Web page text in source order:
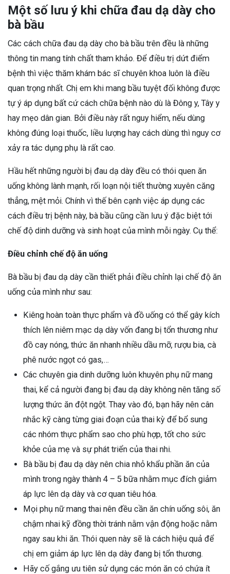
Một số lưu ý khi chữa đau dạ dày cho
bà bầu
Các cách chữa đau dạ dày cho bà bầu trên đều là những
thông tin mang tính chất tham khảo. Để điều trị dứt điểm
bệnh thì việc thăm khám bác sĩ chuyên khoa luôn là điều
quan trọng nhất. Chị em khi mang bầu tuyệt đối không được
tự ý áp dụng bất cứ cách chữa bệnh nào dù là Đông y, Tây y
hay mẹo dân gian. Bởi điều này rất nguy hiểm, nếu dùng
không đúng loại thuốc, liều lượng hay cách dùng thì nguy cơ
xảy ra tác dụng phụ là rất cao.
Hầu hết những người bị đau dạ dày đều có thói quen ăn
uống không lành mạnh, rối loạn nội tiết thường xuyên căng
thẳng, mệt mỏi. Chính vì thế bên cạnh việc áp dụng các
cách điều trị bệnh này, bà bầu cũng cần lưu ý đặc biệt tới
chế độ dinh dưỡng và sinh hoạt của mình mỗi ngày. Cụ thể:
Điều chỉnh chế độ ăn uống
Bà bầu bị đau dạ dày cần thiết phải điều chỉnh lại chế độ ăn
uống của mình như sau:
Kiêng hoàn toàn thực phẩm và đồ uống có thể gây kích
thích lên niêm mạc dạ dày vốn đang bị tổn thương như
đồ cay nóng, thức ăn nhanh nhiều dầu mỡ, rượu bia, cà
phê nước ngọt có gas,…
Các chuyên gia dinh dưỡng luôn khuyên phụ nữ mang
thai, kể cả người đang bị đau dạ dày không nên tăng số
lượng thức ăn đột ngột. Thay vào đó, bạn hãy nên cân
nhắc kỹ càng từng giai đoạn của thai kỳ để bổ sung
các nhóm thực phẩm sao cho phù hợp, tốt cho sức
khỏe của mẹ và sự phát triển của thai nhi.
Bà bầu bị đau dạ dày nên chia nhỏ khẩu phần ăn của
mình trong ngày thành 4 – 5 bữa nhằm mục đích giảm
áp lực lên dạ dày và cơ quan tiêu hóa.
Mọi phụ nữ mang thai nên đều cần ăn chín uống sôi, ăn
chậm nhai kỹ đồng thời tránh nằm vận động hoặc nằm
ngay sau khi ăn. Thói quen này sẽ là cách hiệu quả để
chị em giảm áp lực lên dạ dày đang bị tổn thương.
Hãy cố gắng ưu tiên sử dụng các món ăn có chứa ít